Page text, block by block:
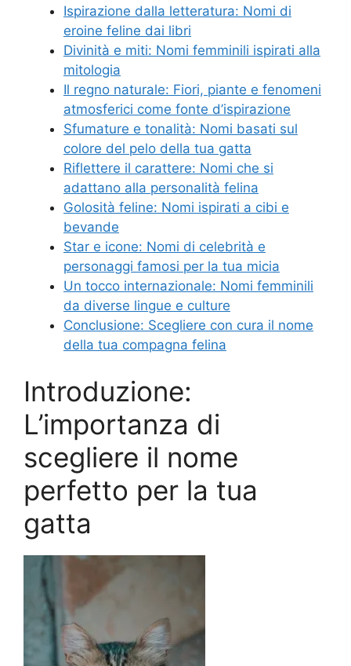
Ispirazione dalla letteratura: Nomi di
eroine feline dai libri
Divinità e miti: Nomi femminili ispirati alla
mitologia
Il regno naturale: Fiori, piante e fenomeni
atmosferici come fonte d’ispirazione
Sfumature e tonalità: Nomi basati sul
colore del pelo della tua gatta
Riflettere il carattere: Nomi che si
adattano alla personalità felina
Golosità feline: Nomi ispirati a cibi e
bevande
Star e icone: Nomi di celebrità e
personaggi famosi per la tua micia
Un tocco internazionale: Nomi femminili
da diverse lingue e culture
Conclusione: Scegliere con cura il nome
della tua compagna felina
Introduzione:
L’importanza di
scegliere il nome
perfetto per la tua
gatta